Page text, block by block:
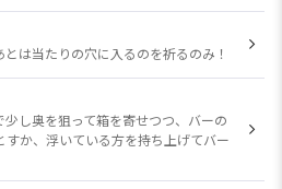
は当たりの穴に入るのを祈るのみ！
し奥を狙って箱を寄せつつ、バーの
すか、浮いている方を持ち上げてバー